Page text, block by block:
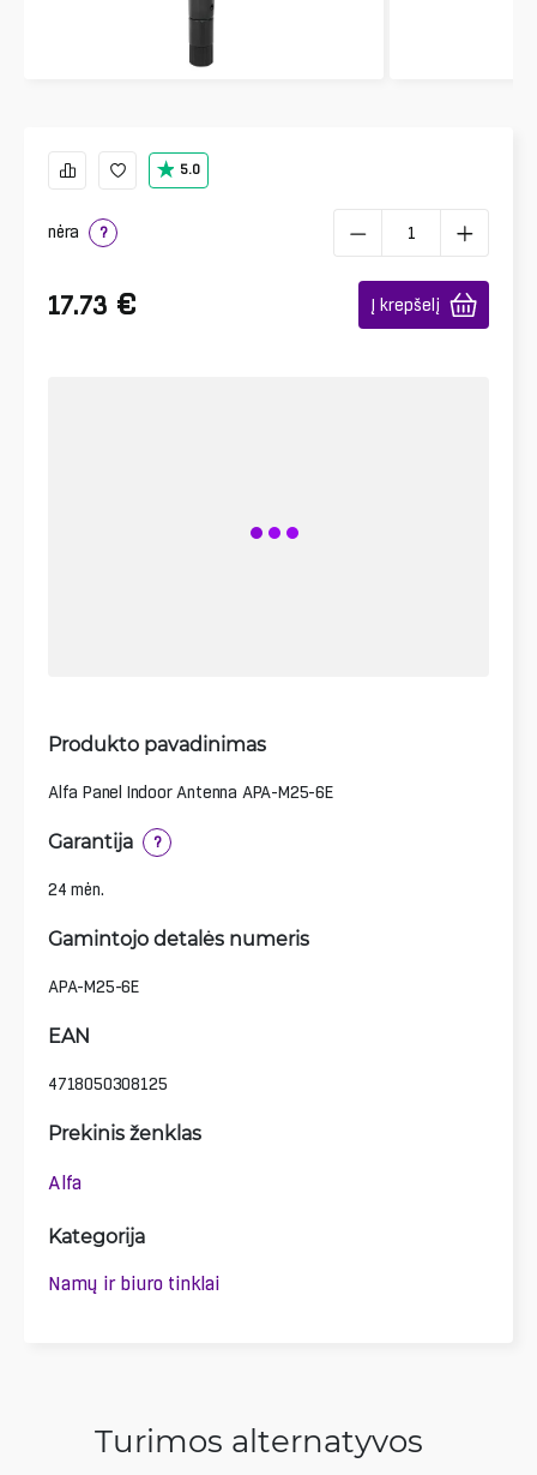
5.0
nėra ?
17.73 € Į krepšelį
Produkto pavadinimas
Alfa Panel Indoor Antenna APA-M25-6E
Garantija ?
24 mėn.
Gamintojo detalės numeris
APA-M25-6E
EAN
4718050308125
Prekinis ženklas
Alfa
Kategorija
Namų ir biuro tinklai
Turimos alternatyvos